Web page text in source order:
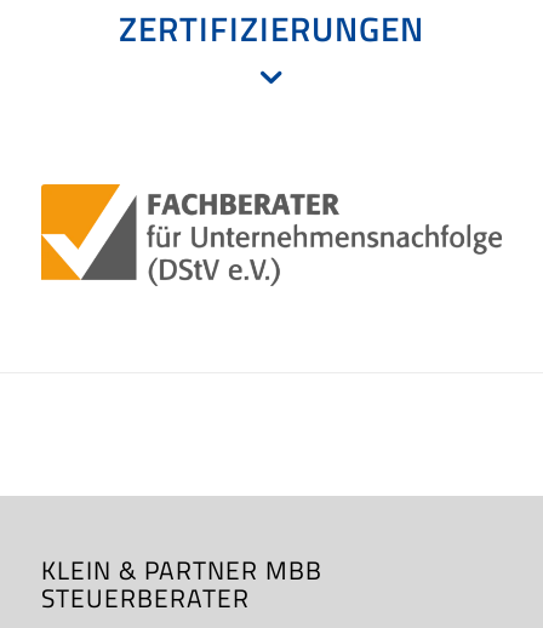
ZERTIFIZIERUNGEN
KLEIN & PARTNER MBB
STEUERBERATER